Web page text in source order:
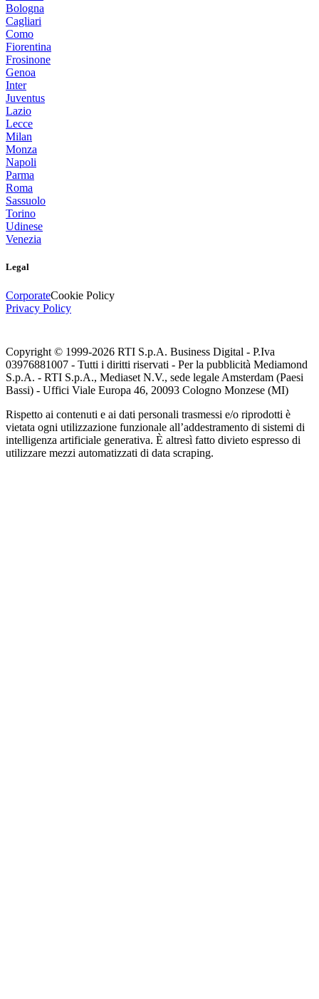
Bologna
Cagliari
Como
Fiorentina
Frosinone
Genoa
Inter
Juventus
Lazio
Lecce
Milan
Monza
Napoli
Parma
Roma
Sassuolo
Torino
Udinese
Venezia
Legal
CorporateCookie Policy
Privacy Policy
Copyright © 1999-2026 RTI S.p.A. Business Digital - P.Iva
03976881007 - Tutti i diritti riservati - Per la pubblicità Mediamond
S.p.A. - RTI S.p.A., Mediaset N.V., sede legale Amsterdam (Paesi
Bassi) - Uffici Viale Europa 46, 20093 Cologno Monzese (MI)
Rispetto ai contenuti e ai dati personali trasmessi e/o riprodotti è
vietata ogni utilizzazione funzionale all’addestramento di sistemi di
intelligenza artificiale generativa. È altresì fatto divieto espresso di
utilizzare mezzi automatizzati di data scraping.